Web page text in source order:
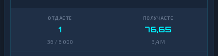
1
36 / 6 000
76,65
3,4 M